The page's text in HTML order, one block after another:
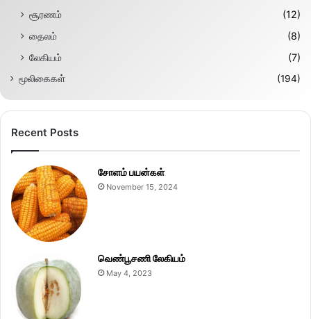
சூரணம்
(12)
தைலம்
(8)
லேகியம்
(7)
மூலிகைகள் (194)
Recent Posts
சோளம் பயன்கள்
November 15, 2024
வெண்பூசணி லேகியம்
May 4, 2023